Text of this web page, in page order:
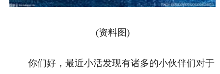
(资料图)
你们好，最近小活发现有诸多的小伙伴们对于